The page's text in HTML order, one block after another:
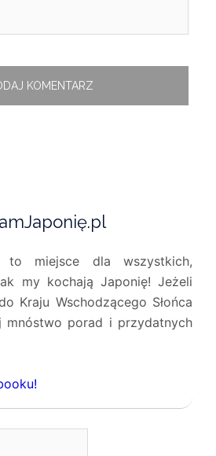
to miejsce dla wszystkich,
my kochają Japonię! Jeżeli
Kraju Wschodzącego Słońca
mnóstwo porad i przydatnych